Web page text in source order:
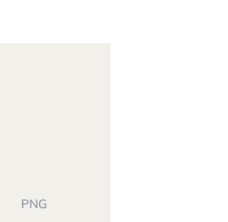
PNG